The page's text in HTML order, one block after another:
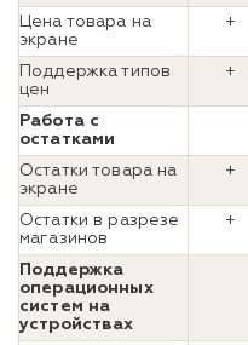
Цена товара на
экране
+
Поддержка типов
цен
+
Работа с
остатками
Остатки товара на
экране
+
Остатки в разрезе
магазинов
+
Поддержка
операционных
систем на
устройствах